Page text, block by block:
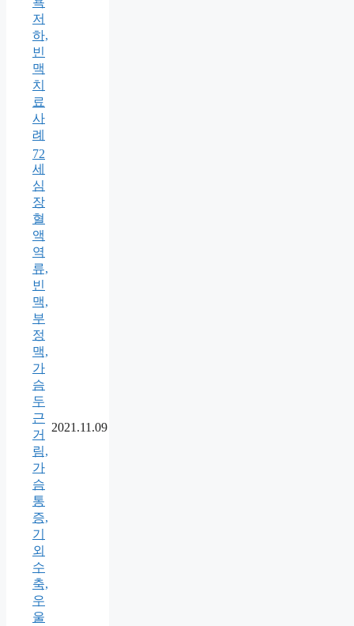
저
하,
빈
맥
치
료
사
례
72
세
심
장
혈
액
역
류,
빈
맥,
부
정
맥,
가
슴
두
근
거
림,
가
슴
통
증,
기
외
수
축,
우
울
2021.11.09